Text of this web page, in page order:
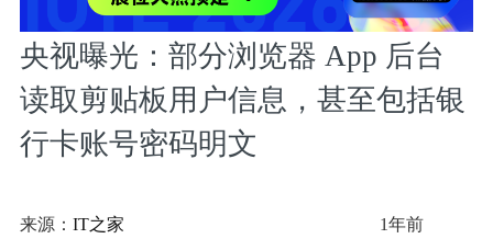
央视曝光：部分浏览器 App 后台
读取剪贴板用户信息，甚至包括银
行卡账号密码明文
来源： IT之家 1年前